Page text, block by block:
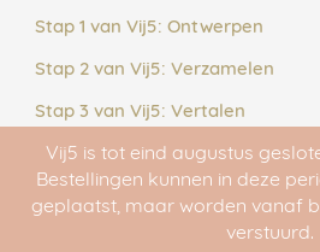
Stap 1 van Vij5: Ontwerpen
Stap 2 van Vij5: Verzamelen
Stap 3 van Vij5: Vertalen
Stap 4 van Vij5: Maken
Stap 5 van Vij5: Delen
Vij5 is tot eind augustus
Bestellingen kunnen in deze
geplaatst, maar worden vanaf
verstuurd.